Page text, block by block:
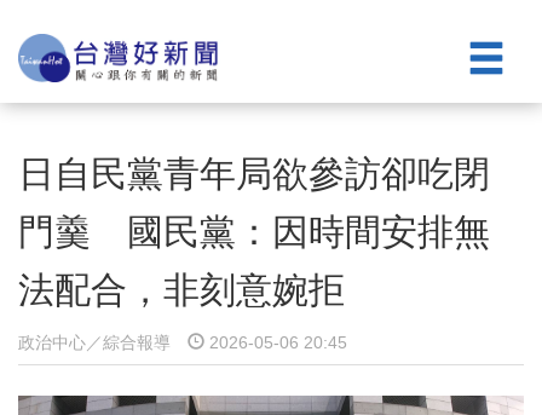
日自民黨青年局欲參訪卻吃閉
門羹 國民黨：因時間安排無
法配合，非刻意婉拒
政治中心／綜合報導 2026-05-06 20:45